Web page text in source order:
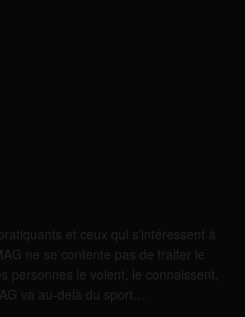
et ceux qui s’intéressent à
ne se contente pas de traiter le
personnes le voient, le connaissent,
va au-delà du sport…